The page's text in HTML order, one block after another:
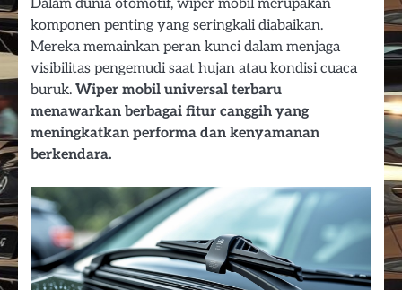
Dalam dunia otomotif, wiper mobil merupakan
komponen penting yang seringkali diabaikan.
Mereka memainkan peran kunci dalam menjaga
visibilitas pengemudi saat hujan atau kondisi cuaca
buruk. Wiper mobil universal terbaru
menawarkan berbagai fitur canggih yang
meningkatkan performa dan kenyamanan
berkendara.